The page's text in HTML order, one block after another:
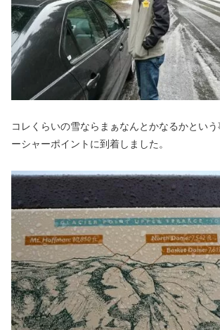
コレくらいの雪ならまぁなんとかなるかとい
ーシャーポイントに到着しました。